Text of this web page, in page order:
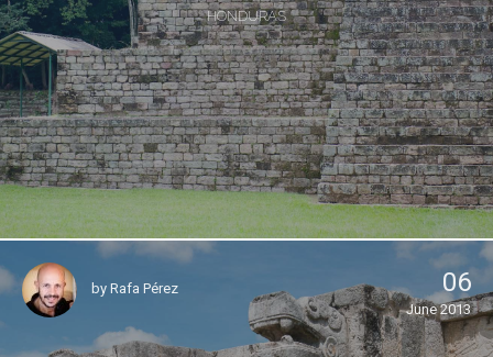
HONDURAS
by Rafa Pérez 06
June 2013